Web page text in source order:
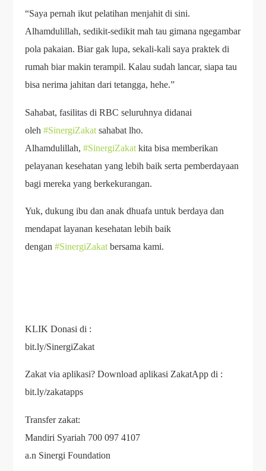
“Saya pernah ikut pelatihan menjahit di sini.
Alhamdulillah, sedikit-sedikit mah tau gimana ngegambar
pola pakaian. Biar gak lupa, sekali-kali saya praktek di
rumah biar makin terampil. Kalau sudah lancar, siapa tau
bisa nerima jahitan dari tetangga, hehe.”
Sahabat, fasilitas di RBC seluruhnya didanai
oleh#SinergiZakat sahabat lho.
Alhamdulillah,#SinergiZakat kita bisa memberikan
pelayanan kesehatan yang lebih baik serta pemberdayaan
bagi mereka yang berkekurangan.
Yuk, dukung ibu dan anak dhuafa untuk berdaya dan
mendapat layanan kesehatan lebih baik
dengan#SinergiZakatbersama kami.
KLIK Donasi di :
bit.ly/SinergiZakat
Zakat via aplikasi? Download aplikasi ZakatApp di :
bit.ly/zakatapps
Transfer zakat:
Mandiri Syariah 700 097 4107
a.n Sinergi Foundation